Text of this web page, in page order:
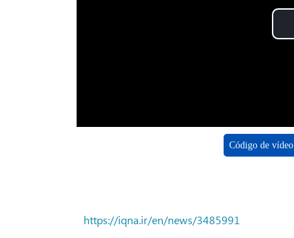
Código de vídeo
https://iqna.ir/en/news/3485991